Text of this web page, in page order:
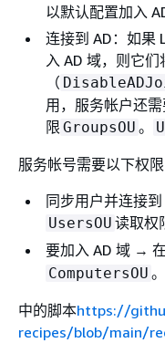
以默认配置加入
连接到 AD：如果
入 AD 域，则它
（
用，服务帐户还
限 GroupsOU 。
服务帐号需要以下权限
同步用户并连接
UsersOU 读取权
要加入 AD 域 →
ComputersOU 。
中的脚本https://
recipes/blob/main/